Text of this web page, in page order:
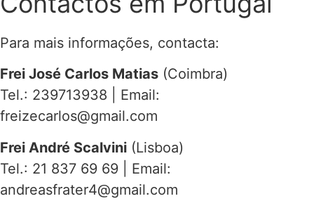
Para mais informações, contacta:
Frei José Carlos Matias (Coimbra)
Tel.: 239713938 | Email:
freizecarlos@gmail.com
Frei André Scalvini (Lisboa)
Tel.: 21 837 69 69 | Email:
andreasfrater4@gmail.com